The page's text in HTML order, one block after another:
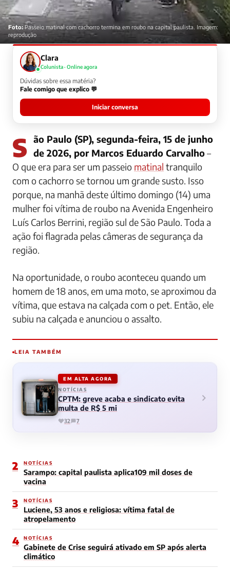
Foto:Passeio matinal com cachorro termina em roubo na capital paulista. Imagem:
reprodução
Clara
Colunista · Online agora
Dúvidas sobre essa matéria?
Fale comigo que explico 💬
Iniciar conversa
São Paulo (SP), segunda-feira, 15 de junho de 2026, por Marcos Eduardo Carvalho–
O que era para ser um passeio matinal tranquilo
com o cachorro se tornou um grande susto. Isso
porque, na manhã deste último domingo (14) uma
mulher foi vítima de roubo na Avenida Engenheiro
Luís Carlos Berrini, região sul de São Paulo. Toda a
ação foi flagrada pelas câmeras de segurança da
região.
Na oportunidade, o roubo aconteceu quando um
homem de 18 anos, em uma moto, se aproximou da
vítima, que estava na calçada com o pet. Então, ele
subiu na calçada e anunciou o assalto.
LEIA TAMBÉM
EM ALTA AGORA
NOTÍCIAS
CPTM: greve acaba e sindicato evita
multa de R$ 5 mi
32 7
2 NOTÍCIAS
Sarampo: capital paulista aplica109 mil doses de
vacina
3 NOTÍCIAS
Luciene, 53 anos e religiosa: vítima fatal de
atropelamento
4 NOTÍCIAS
Gabinete de Crise seguirá ativado em SP após alerta
climático